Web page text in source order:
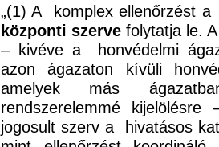
„(1) A komplex ellenőrzést
központi szervefolytatja le.
– kivéve a honvédelmi
azon ágazaton kívüli
amelyek más
rendszerelemmé
jogosult szerv a hivatásos